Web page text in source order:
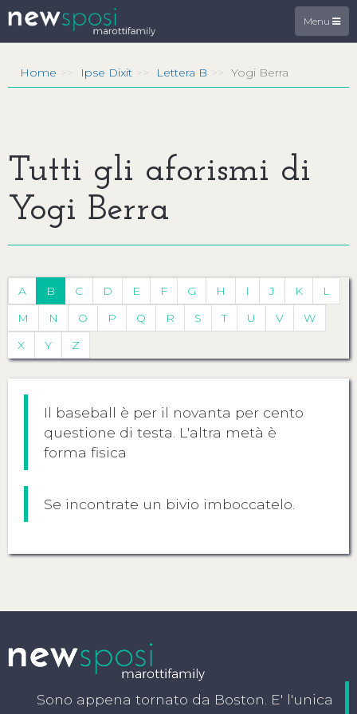
Menu
Home Ipse Dixit Lettera B Yogi Berra
Tutti gli aforismi di
Yogi Berra
A B C D E F G H I J K
L
M
N O P Q R S T U V
W
X
Y Z
Il baseball è per il novanta per cento
questione di testa. L'altra metà è
forma fisica
Se incontrate un bivio imboccatelo.
Sono appena tornato da Boston. E' l'unica